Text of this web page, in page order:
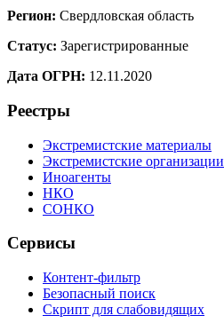
Регион: Свердловская область
Статус: Зарегистрированные
Дата ОГРН: 12.11.2020
Реестры
Экстремистские материалы
Экстремистские организации
Иноагенты
НКО
СОНКО
Сервисы
Контент-фильтр
Безопасный поиск
Скрипт для слабовидящих